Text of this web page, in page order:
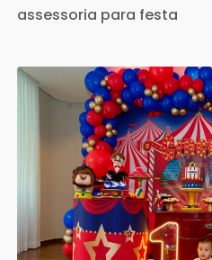
assessoria para festa